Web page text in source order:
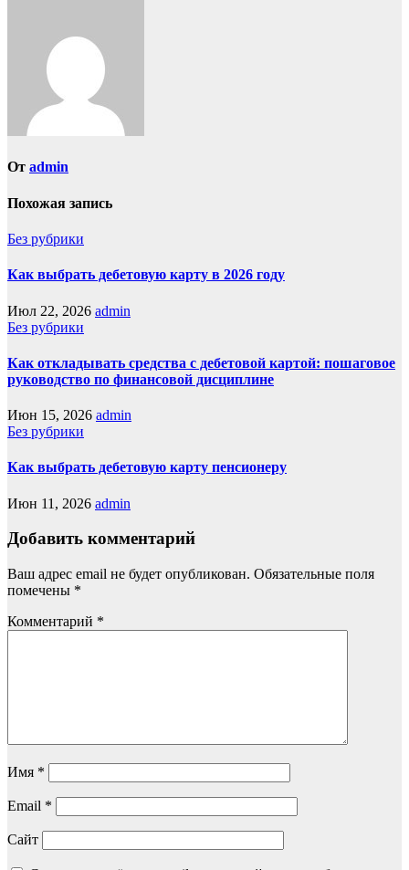
От admin
Похожая запись
Без рубрики
Как выбрать дебетовую карту в 2026 году
Июл 22, 2026 admin
Без рубрики
Как откладывать средства с дебетовой картой: пошаговое
руководство по финансовой дисциплине
Июн 15, 2026 admin
Без рубрики
Как выбрать дебетовую карту пенсионеру
Июн 11, 2026 admin
Добавить комментарий
Ваш адрес email не будет опубликован. Обязательные поля
помечены *
Комментарий *
Имя *
Email *
Сайт